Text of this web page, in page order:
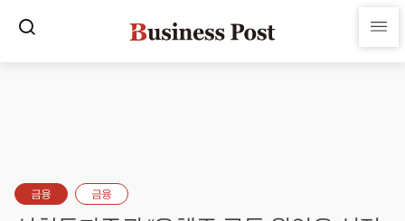
금융 금융